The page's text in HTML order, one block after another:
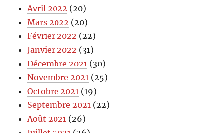
Avril 2022 (20)
Mars 2022 (20)
Février 2022 (22)
Janvier 2022 (31)
Décembre 2021 (30)
Novembre 2021 (25)
Octobre 2021 (19)
Septembre 2021 (22)
Août 2021 (26)